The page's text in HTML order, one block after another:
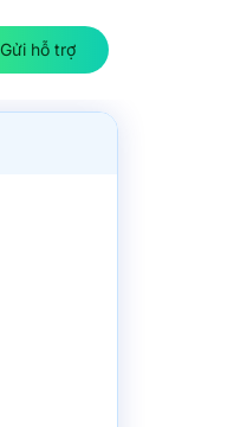
Gửi hỗ trợ